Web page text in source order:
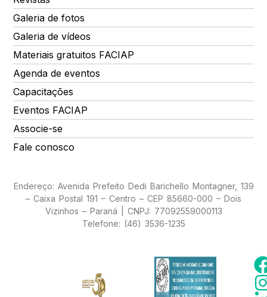
Galeria de fotos
Galeria de vídeos
Materiais gratuitos FACIAP
Agenda de eventos
Capacitações
Eventos FACIAP
Associe-se
Fale conosco
Endereço: Avenida Prefeito Dedi Barichello Montagner, 139
– Caixa Postal 191 – Centro – CEP 85660-000 – Dois
Vizinhos – Paraná | CNPJ: 77092559000113
Telefone: (46) 3536-1235